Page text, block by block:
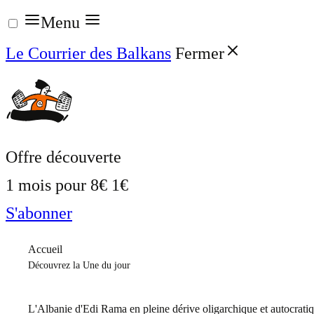
Aller
au
contenu
Menu
Le Courrier des Balkans Fermer
Offre découverte
1 mois pour 8€ 1€
S'abonner
Accueil
Découvrez la Une du jour
L'Albanie d'Edi Rama en pleine dérive oligarchique et